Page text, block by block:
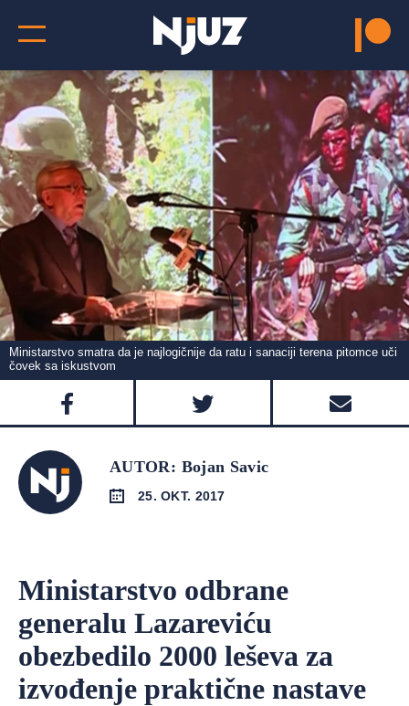
Ministarstvo smatra da je najlogičnije da ratu i sanaciji terena pitomce uči
čovek sa iskustvom
AUTOR: Bojan Savic
25. OKT. 2017
Ministarstvo odbrane
generalu Lazareviću
obezbedilo 2000 leševa za
izvođenje praktične nastave